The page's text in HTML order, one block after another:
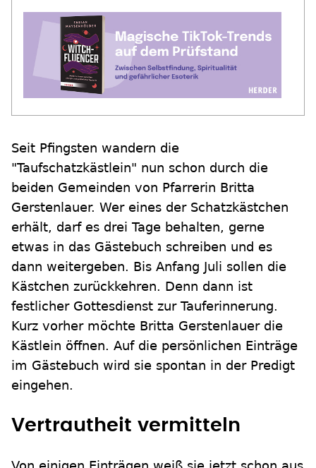
Seit Pfingsten wandern die
"Taufschatzkästlein" nun schon durch die
beiden Gemeinden von Pfarrerin Britta
Gerstenlauer. Wer eines der Schatzkästchen
erhält, darf es drei Tage behalten, gerne
etwas in das Gästebuch schreiben und es
dann weitergeben. Bis Anfang Juli sollen die
Kästchen zurückkehren. Denn dann ist
festlicher Gottesdienst zur Tauferinnerung.
Kurz vorher möchte Britta Gerstenlauer die
Kästlein öffnen. Auf die persönlichen Einträge
im Gästebuch wird sie spontan in der Predigt
eingehen.
Vertrautheit vermitteln